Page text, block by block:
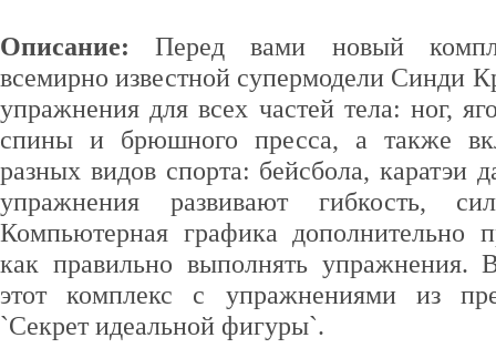
Описание: Перед вами новый
всемирно известной супермодели Синди
упражнения для всех частей тела: ног,
спины и брюшного пресса, а также
разных видов спорта: бейсбола, каратэи
упражнения развивают гибкость,
Компьютерная графика дополнительно
как правильно выполнять упражнения.
этот комплекс с упражнениями из
`Секрет идеальной фигуры`.